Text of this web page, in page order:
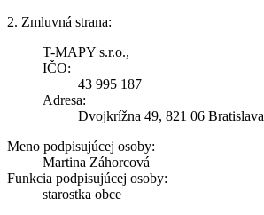
2. Zmluvná strana:
T-MAPY s.r.o.,
IČO:
43 995 187
Adresa:
Dvojkrížna 49, 821 06 Bratislava
Meno podpisujúcej osoby:
Martina Záhorcová
Funkcia podpisujúcej osoby:
starostka obce